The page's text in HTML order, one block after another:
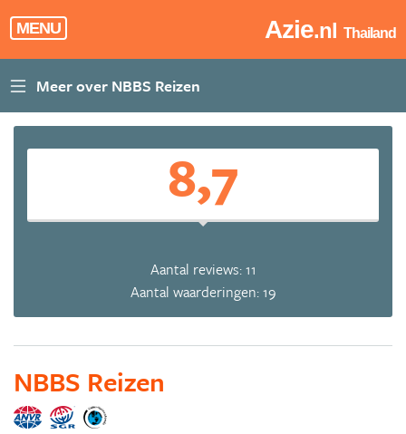
MENU Azie.nl Thailand
8,7
Aantal reviews: 11
Aantal waarderingen: 19
NBBS Reizen